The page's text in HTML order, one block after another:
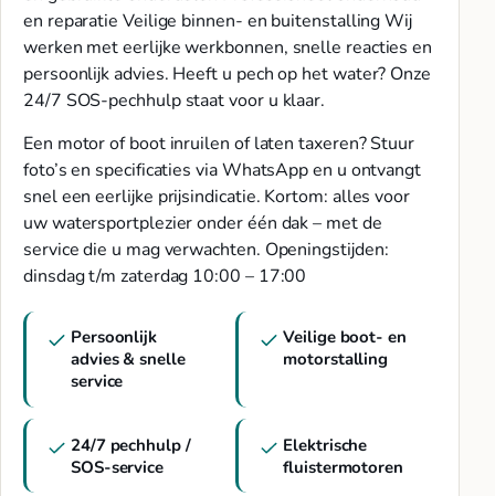
en reparatie Veilige binnen- en buitenstalling Wij
werken met eerlijke werkbonnen, snelle reacties en
persoonlijk advies. Heeft u pech op het water? Onze
24/7 SOS-pechhulp staat voor u klaar.
Een motor of boot inruilen of laten taxeren? Stuur
foto’s en specificaties via WhatsApp en u ontvangt
snel een eerlijke prijsindicatie. Kortom: alles voor
uw watersportplezier onder één dak – met de
service die u mag verwachten. Openingstijden:
dinsdag t/m zaterdag 10:00 – 17:00
Persoonlijk
advies & snelle
service
Veilige boot- en
motorstalling
24/7 pechhulp /
SOS-service
Elektrische
fluistermotoren